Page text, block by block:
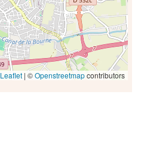
Leaflet| ©Openstreetmapcontributors